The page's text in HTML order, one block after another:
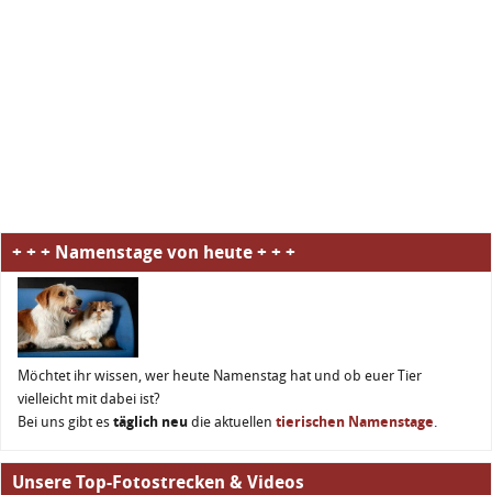
+ + + Namenstage von heute + + +
Möchtet ihr wissen, wer heute Namenstag hat und ob euer Tier
vielleicht mit dabei ist?
Bei uns gibt es täglich neu die aktuellen tierischen Namenstage.
Unsere Top-Fotostrecken & Videos